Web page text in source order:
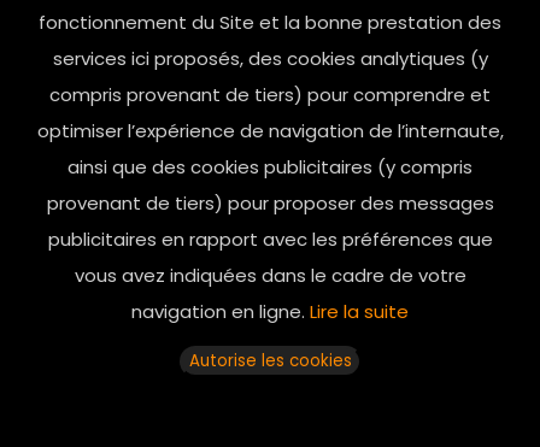
fonctionnement du Site et la bonne prestation des
services ici proposés, des cookies analytiques (y
compris provenant de tiers) pour comprendre et
optimiser l’expérience de navigation de l’internaute,
ainsi que des cookies publicitaires (y compris
provenant de tiers) pour proposer des messages
publicitaires en rapport avec les préférences que
vous avez indiquées dans le cadre de votre
navigation en ligne. Lire la suite
Autorise les cookies
01.42.72.42.51
Horaires d’ouverture: 11h - 19h30 Du lundi au dimanche